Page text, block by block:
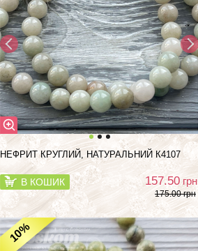
НЕФРИТ КРУГЛИЙ, НАТУРАЛЬНИЙ К4107
В КОШИК 157.50 грн
175.00 грн
10%